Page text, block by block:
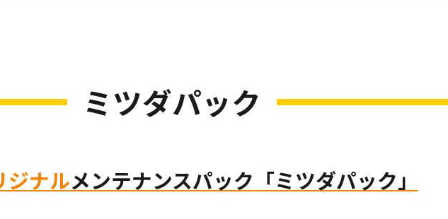
ミツダパック
ジナルメンテナンスパック 「ミツダパック」